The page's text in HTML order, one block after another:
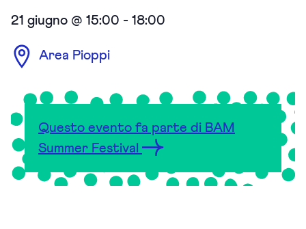
21 giugno @ 15:00 - 18:00
Area Pioppi
Questo evento fa parte di BAM
Summer Festival